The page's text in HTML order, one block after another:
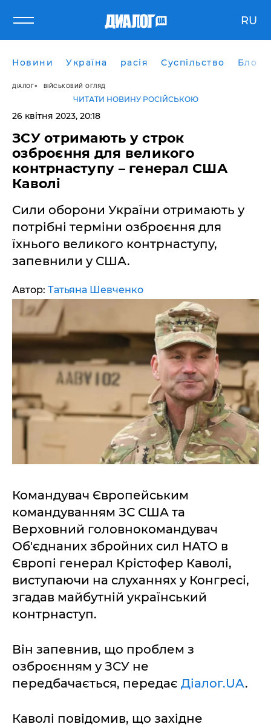
RU
Новини Україна расія Суспільство Блоги
ДІАЛОГ ВІЙСЬКОВИЙ ОГЛЯД
ЧИТАТИ НОВИНУ РОСІЙСЬКОЮ
26 квітня 2023, 20:18
ЗСУ отримають у строк
озброєння для великого
контрнаступу – генерал США
Каволі
Сили оборони України отримають у
потрібні терміни озброєння для
їхнього великого контрнаступу,
запевнили у США.
Автор: Татьяна Шевченко
Командувач Європейським
командуванням ЗС США та
Верховний головнокомандувач
Об'єднаних збройних сил НАТО в
Європі генерал Крістофер Каволі,
виступаючи на слуханнях у Конгресі,
згадав майбутній український
контрнаступ.
Він запевнив, що проблем з
озброєнням у ЗСУ не
передбачається, передає Діалог.UA.
Каволі повідомив, що західне